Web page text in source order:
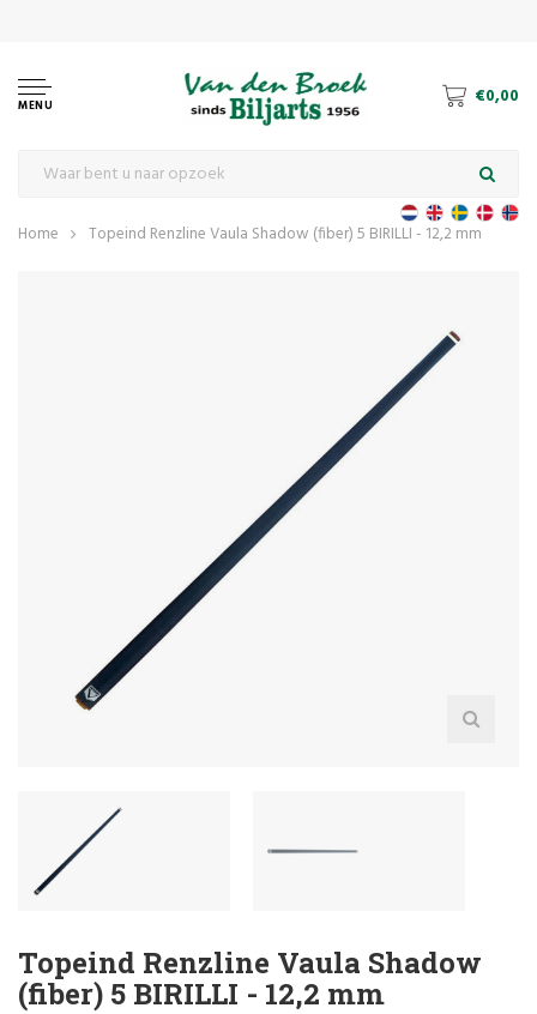
MENU €0,00
Home Topeind Renzline Vaula Shadow (fiber) 5 BIRILLI - 12,2 mm
Topeind Renzline Vaula Shadow
(fiber) 5 BIRILLI - 12,2 mm